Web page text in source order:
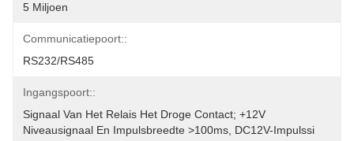
5 Miljoen
Communicatiepoort::
RS232/RS485
Ingangspoort::
Signaal Van Het Relais Het Droge Contact; +12V
Niveausignaal En Impulsbreedte >100ms, DC12V-Impulssi